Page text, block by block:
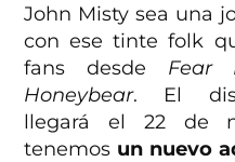
John Misty sea una
con ese tinte folk
fans desde Fear
Honeybear. El
llegará el 22 de
tenemos un nuevo